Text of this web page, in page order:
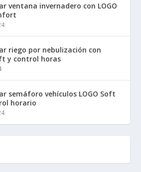
ventana invernadero con LOGO
riego por nebulización con
y control horas
semáforo vehículos LOGO Soft
horario